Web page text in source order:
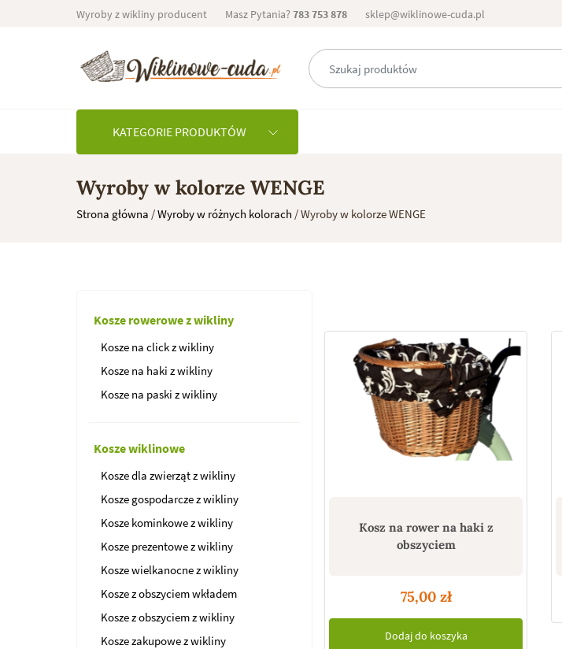
Wyroby z wikliny producent Masz Pytania?783 753 878 sklep@wiklinowe-cuda.pl
KATEGORIE PRODUKTÓW
Wyroby w kolorze WENGE
Strona główna /Wyroby w różnych kolorach / Wyroby w kolorze WENGE
Kosze rowerowe z wikliny
Kosze na click z wikliny
Kosze na haki z wikliny
Kosze na paski z wikliny
Kosze wiklinowe
Kosze dla zwierząt z wikliny
Kosze gospodarcze z wikliny
Kosze kominkowe z wikliny
Kosze prezentowe z wikliny
Kosze wielkanocne z wikliny
Kosze z obszyciem wkładem
Kosze z obszyciem z wikliny
Kosze zakupowe z wikliny
Kosz na rower na haki z
obszyciem
75,00 zł
Dodaj do koszyka